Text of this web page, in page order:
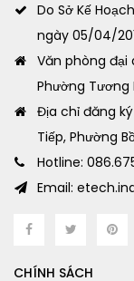
Do Sở Kế
ngày 05/04/
Văn phòng đại
Phường Tương
Địa chỉ đăng
Tiếp, Phường
Hotline:
Email:
CHÍNH SÁCH